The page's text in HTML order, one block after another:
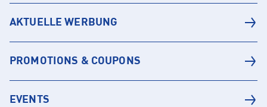
AKTUELLE WERBUNG
PROMOTIONS & COUPONS
EVENTS